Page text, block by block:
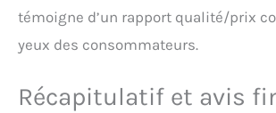
témoigne d’un rapport qualité/prix
yeux des consommateurs.
Récapitulatif et avis